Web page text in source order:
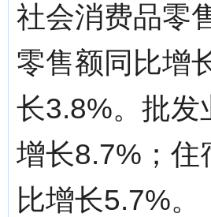
社会消费品零
零售额同比增
长3.8%。批发
增长8.7%；住
比增长5.7%。